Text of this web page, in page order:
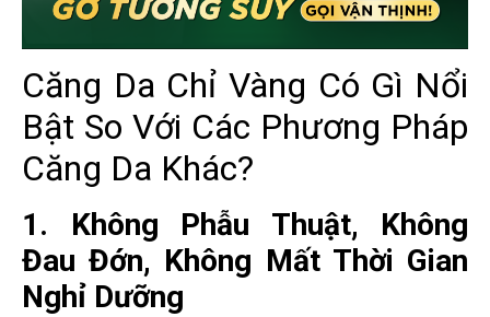
Căng Da Chỉ Vàng Có Gì Nổi
Bật So Với Các Phương Pháp
Căng Da Khác?
1. Không Phẫu Thuật, Không
Đau Đớn, Không Mất Thời Gian
Nghỉ Dưỡng